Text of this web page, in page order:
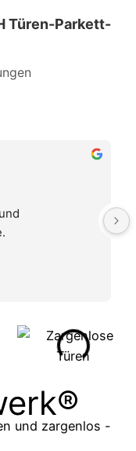
Türen-Parkett-
und zargenlos -